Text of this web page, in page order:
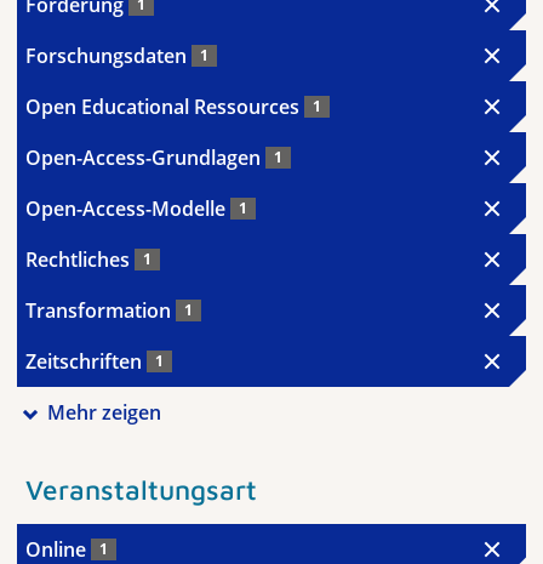
1
Forschungsdaten 1
Open Educational Ressources 1
Open-Access-Grundlagen 1
Open-Access-Modelle 1
Rechtliches 1
Transformation 1
Zeitschriften 1
Mehr zeigen
Veranstaltungsart
Online 1